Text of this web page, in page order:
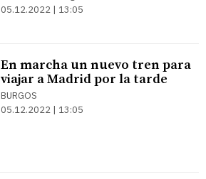
05.12.2022 | 13:05
En marcha un nuevo tren para
viajar a Madrid por la tarde
BURGOS
05.12.2022 | 13:05